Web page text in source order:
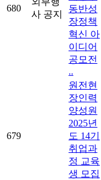
680
사 공지
동반성
장정책
혁신 아
이디어
공모전
..
679
원전현
장인력
양성원
2025년
도 14기
취업과
정 교육
생 모집